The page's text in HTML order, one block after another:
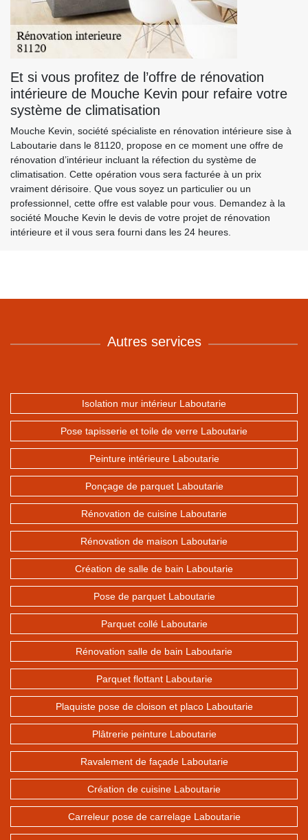
Et si vous profitez de l’offre de rénovation
intérieure de Mouche Kevin pour refaire votre
système de climatisation
Mouche Kevin, société spécialiste en rénovation intérieure sise à
Laboutarie dans le 81120, propose en ce moment une offre de
rénovation d’intérieur incluant la réfection du système de
climatisation. Cette opération vous sera facturée à un prix
vraiment dérisoire. Que vous soyez un particulier ou un
professionnel, cette offre est valable pour vous. Demandez à la
société Mouche Kevin le devis de votre projet de rénovation
intérieure et il vous sera fourni dans les 24 heures.
Autres services
Isolation mur intérieur Laboutarie
Pose tapisserie et toile de verre Laboutarie
Peinture intérieure Laboutarie
Ponçage de parquet Laboutarie
Rénovation de cuisine Laboutarie
Rénovation de maison Laboutarie
Création de salle de bain Laboutarie
Pose de parquet Laboutarie
Parquet collé Laboutarie
Rénovation salle de bain Laboutarie
Parquet flottant Laboutarie
Plaquiste pose de cloison et placo Laboutarie
Plâtrerie peinture Laboutarie
Ravalement de façade Laboutarie
Création de cuisine Laboutarie
Carreleur pose de carrelage Laboutarie